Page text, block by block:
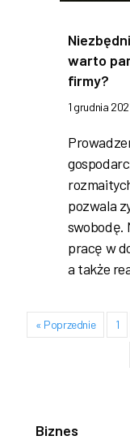
warto
firmy?
1 grudnia
pozwala
swobodę.
pracę w
a także
« Poprzednie 1
Biznes